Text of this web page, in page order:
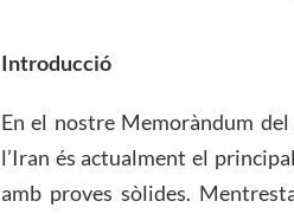
Introducció
En el nostre Memoràndum
l’Iran és actualment el
amb proves sòlides.